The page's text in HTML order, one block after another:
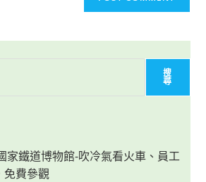
搜
尋
家鐵道博物館-吹冷氣看火車、員工
免費參觀